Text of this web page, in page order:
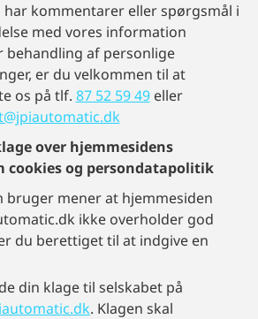
har kommentarer eller spørgsmål i
med vores information
behandling af personlige
er du velkommen til at
os på tlf. 87 52 59 49eller
over hjemmesidens
cookies og persondatapolitik
bruger mener at hjemmesiden
ikke overholder god
du berettiget til at indgive en
din klage til selskabet på
. Klagen skal